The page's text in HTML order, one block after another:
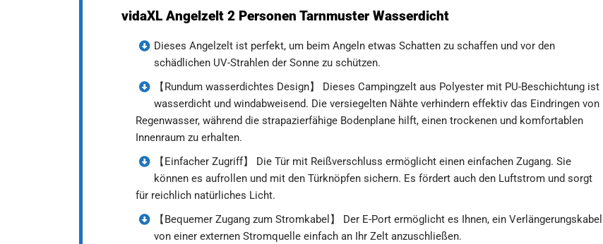
vidaXL Angelzelt 2 Personen Tarnmuster Wasserdicht
Dieses Angelzelt ist perfekt, um beim Angeln etwas Schatten zu schaffen und vor den
schädlichen UV-Strahlen der Sonne zu schützen.
【Rundum wasserdichtes Design】 Dieses Campingzelt aus Polyester mit PU-Beschichtung ist
wasserdicht und windabweisend. Die versiegelten Nähte verhindern effektiv das Eindringen von
Regenwasser, während die strapazierfähige Bodenplane hilft, einen trockenen und komfortablen
Innenraum zu erhalten.
【Einfacher Zugriff】 Die Tür mit Reißverschluss ermöglicht einen einfachen Zugang. Sie
können es aufrollen und mit den Türknöpfen sichern. Es fördert auch den Luftstrom und sorgt
für reichlich natürliches Licht.
【Bequemer Zugang zum Stromkabel】 Der E-Port ermöglicht es Ihnen, ein Verlängerungskabel
von einer externen Stromquelle einfach an Ihr Zelt anzuschließen.